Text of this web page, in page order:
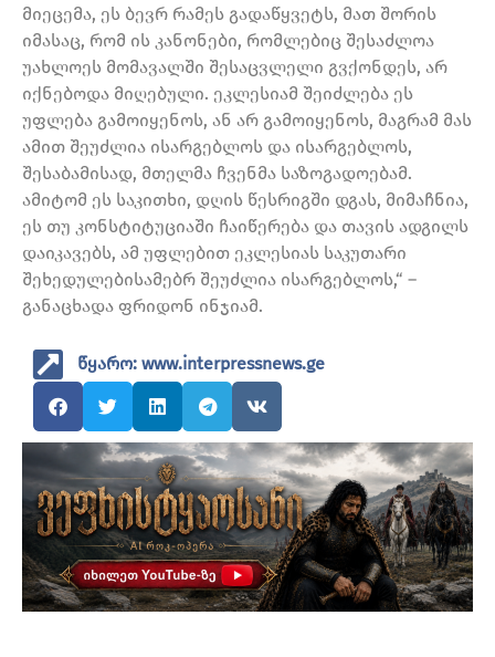
მიეცემა, ეს ბევრ რამეს გადაწყვეტს, მათ შორის
იმასაც, რომ ის კანონები, რომლებიც შესაძლოა
უახლოეს მომავალში შესაცვლელი გვქონდეს, არ
იქნებოდა მიღებული. ეკლესიამ შეიძლება ეს
უფლება გამოიყენოს, ან არ გამოიყენოს, მაგრამ მას
ამით შეუძლია ისარგებლოს და ისარგებლოს,
შესაბამისად, მთელმა ჩვენმა საზოგადოებამ.
ამიტომ ეს საკითხი, დღის წესრიგში დგას, მიმაჩნია,
ეს თუ კონსტიტუციაში ჩაიწერება და თავის ადგილს
დაიკავებს, ამ უფლებით ეკლესიას საკუთარი
შეხედულებისამებრ შეუძლია ისარგებლოს,“ –
განაცხადა ფრიდონ ინჯიამ.
წყარო: www.interpressnews.ge